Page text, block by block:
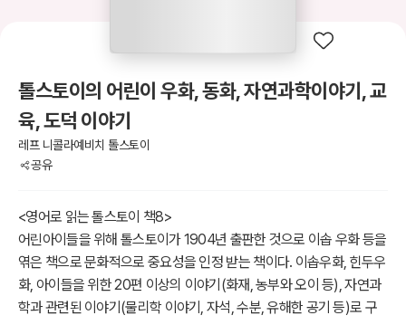
톨스토이의 어린이 우화, 동화, 자연과학이야기, 교
육, 도덕 이야기
레프 니콜라예비치 톨스토이
공유
<영어로 읽는 톨스토이 책8>
어린아이들을 위해 톨스토이가 1904년 출판한 것으로 이솝 우화 등을
엮은 책으로 문화적으로 중요성을 인정 받는 책이다. 이솝우화, 힌두우
화, 아이들을 위한 20편 이상의 이야기(화재, 농부와 오이 등), 자연과
학과 관련된 이야기(물리학 이야기, 자석, 수분, 유해한 공기 등)로 구